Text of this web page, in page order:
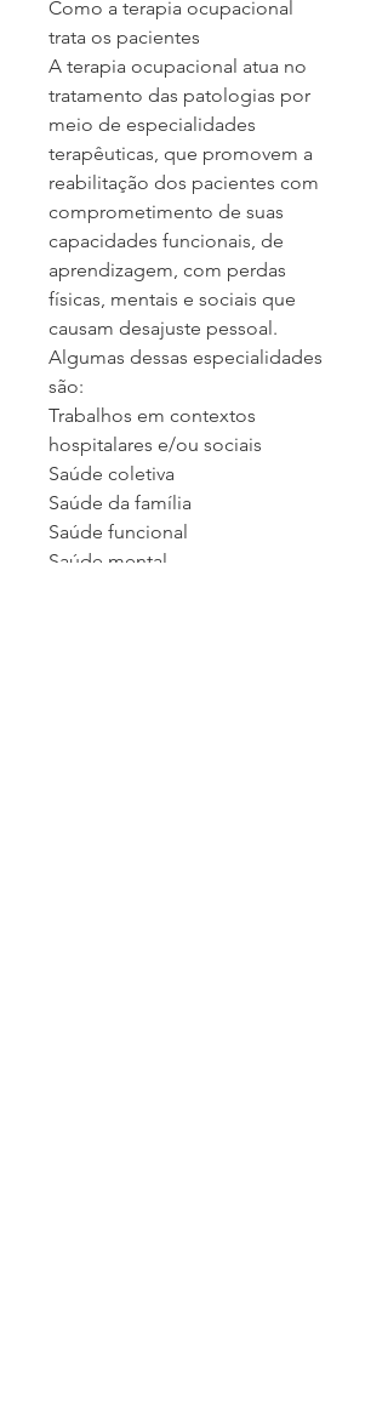
Como a terapia ocupacional
trata os pacientes
A terapia ocupacional atua no
tratamento das patologias por
meio de especialidades
terapêuticas, que promovem a
reabilitação dos pacientes com
comprometimento de suas
capacidades funcionais, de
aprendizagem, com perdas
físicas, mentais e sociais que
causam desajuste pessoal.
Algumas dessas especialidades
são:
Trabalhos em contextos
hospitalares e/ou sociais
Saúde coletiva
Saúde da família
Saúde funcional
Saúde mental